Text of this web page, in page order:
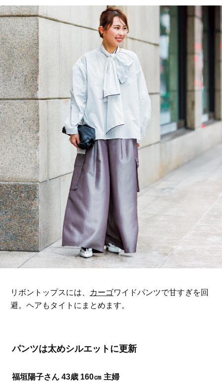
リボントップスには、 カーゴワイドパンツで甘すぎを回
避。ヘアもタイトにまとめます。
パンツは太めシルエットに更新
福垣陽子さん 43歳 160㎝ 主婦